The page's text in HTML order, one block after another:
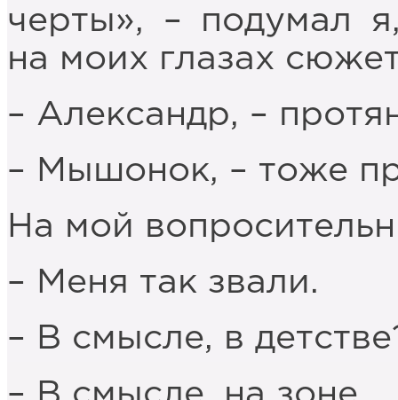
черты», – подумал
на моих глазах
– Александр, –
– Мышонок, – тоже
На мой
– Меня так звали.
– В смысле, в